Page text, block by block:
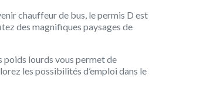
chauffeur de bus, le permis D est
des magnifiques paysages de
poids lourds vous permet de
les possibilités d’emploi dans le